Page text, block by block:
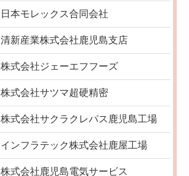
日本モレックス合同会社
清新産業株式会社鹿児島支店
株式会社ジェーエフフーズ
株式会社サツマ超硬精密
株式会社サクラクレパス鹿児島工場
インフラテック株式会社鹿屋工場
株式会社鹿児島電気サービス